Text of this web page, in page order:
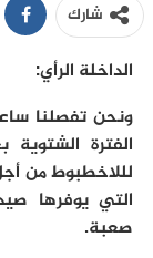
شارك
الداخلة الرأي:
ونحن تفصلنا
الفترة
لللاخطبوط من
التي يوفرها
صعبة.